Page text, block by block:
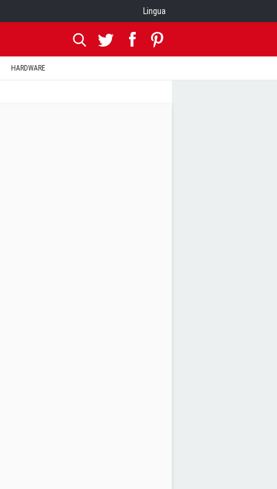
Lingua
HARDWARE